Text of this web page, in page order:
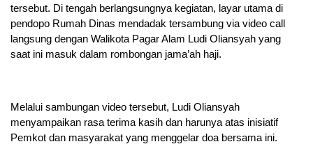
tersebut. Di tengah berlangsungnya kegiatan, layar utama di
pendopo Rumah Dinas mendadak tersambung via video call
langsung dengan Walikota Pagar Alam Ludi Oliansyah yang
saat ini masuk dalam rombongan jama’ah haji.
Melalui sambungan video tersebut, Ludi Oliansyah
menyampaikan rasa terima kasih dan harunya atas inisiatif
Pemkot dan masyarakat yang menggelar doa bersama ini.